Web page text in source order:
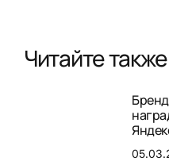
Читайте также